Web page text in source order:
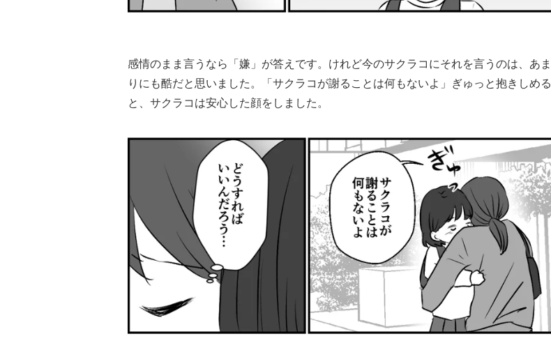
感情のまま言うなら「嫌」が答えです。けれど今のサクラコにそれを言うのは、あま
りにも酷だと思いました。「サクラコが謝ることは何もないよ」ぎゅっと抱きしめる
と、サクラコは安心した顔をしました。